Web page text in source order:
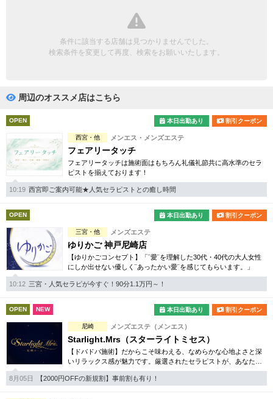
団体様歓迎
ペアルームあり
フットバスあり 岩盤浴あり
専用駐車場あり 有資格者在籍
日本人スタッフのみ 女性スタッフのみ
スタッフ指名可 Ｗセラピスト
駅から徒歩5分以内
こだわり条件を変更
閉じる
条件に該当する店舗は見つかりませんでした。
検索条件を変更して再度、検索をお願いいたします。
周辺のオススメ店はこちら
OPEN 本日出勤あり 割引クーポン
西宮・他 メンエス・メンズエステ
フェアリータッチ
フェアリータッチは施術面はもちろん礼儀礼節共に高水準のセラ
ピストを揃えております！
10:19 西宮即ご案内可能★人気セラピストとの癒し時間
OPEN 本日出勤あり 割引クーポン
三宮・他 メンズエステ
ゆりかご 神戸尼崎店
【ゆりかごコンセプト】「¨愛¨を理解した30代・40代の大人女性
にしか出せない優しく¨あったかい愛¨を感じてもらいます。」
10:12 三宮・人気セラピが今すぐ！90分1.1万円～！
OPEN NEW 本日出勤あり 割引クーポン
尼崎 メンズエステ（メンエス）
Starlight.Mrs（スターライトミセス）
【ドバドバ施術】だからこそ味わえる、なめらかな心地よさと深
いリラックス感が魅力です。厳選されたセラピストが、あなただ
けの特別な時間を演出。尼崎エリアでワンランク上の癒しをお探
しなら、ぜひ。
8月05日 【2000円OFFの新規割】事前割も有り！